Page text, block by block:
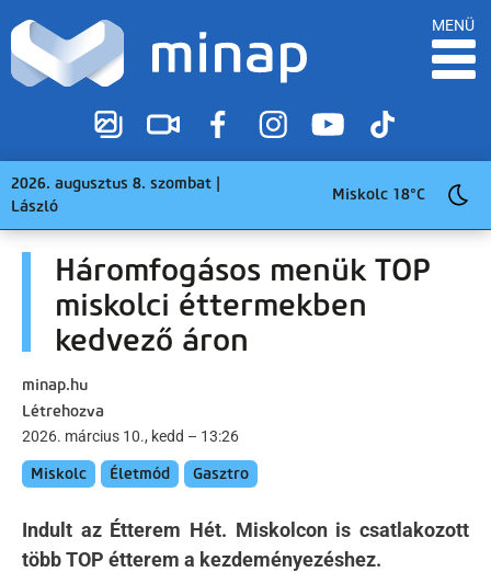
MENÜ
2026. augusztus 8. szombat |
László
Miskolc 18°C
Háromfogásos menük TOP
miskolci éttermekben
kedvező áron
minap.hu
Létrehozva
2026. március 10., kedd – 13:26
Miskolc Életmód Gasztro
Indult az Étterem Hét. Miskolcon is csatlakozott
több TOP étterem a kezdeményezéshez.